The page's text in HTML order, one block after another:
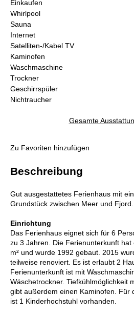
Einkaufen
Whirlpool
Sauna
Internet
Satelliten-/Kabel TV
Kaminofen
Waschmaschine
Trockner
Geschirrspüler
Nichtraucher
Gesamte
Zu Favoriten hinzufügen
Beschreibung
Gut ausgestattetes Ferienhaus mit
Grundstück zwischen Meer und Fjord.
Einrichtung
Das Ferienhaus eignet sich für 6
zu 3 Jahren. Die Ferienunterkunft
m² und wurde 1992 gebaut. 2015
teilweise renoviert. Es ist erlaubt 2
Ferienunterkunft ist mit
Wäschetrockner. Tiefkühlmöglichkeit
gibt außerdem einen Kaminofen. Für
ist 1 Kinderhochstuhl vorhanden.